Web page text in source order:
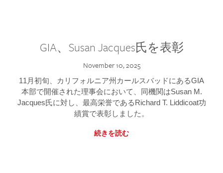
GIA、Susan Jacques氏を表彰
November 10, 2025
11月初旬、カリフォルニア州カールスバッドにあるGIA
本部で開催された理事会において、同機関はSusan M.
Jacques氏に対し、最高栄誉であるRichard T. Liddicoat功
績賞で表彰しました。
続きを読む